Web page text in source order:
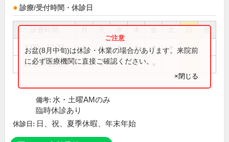
診療/受付時間・休診日
祝
9:00～12:30 ● ● ● ● ●
14:30～18:00 ● ● ●
お盆(8月中旬)は休診・休業の場合があります。来院前
に必ず医療機関に直接ご確認ください。
×閉じる
備考: 水・土曜AMのみ
臨時休診あり
休診日: 日、祝、夏季休暇、年末年始